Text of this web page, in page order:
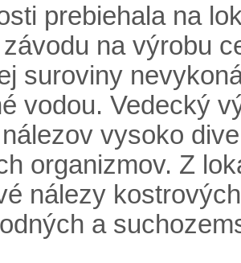
prebiehala na
na výrobu
suroviny
vodou. Vedecký
vysoko
organizmov. Z
nálezy
a